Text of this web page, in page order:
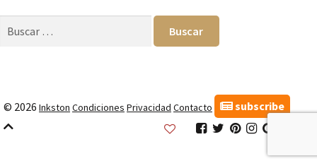
© 2026 Inkston Condiciones Privacidad Contacto
subscribe
InkstonInkston
InkstonInkston